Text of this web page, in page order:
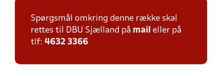
Spørgsmål omkring denne række skal
rettes til DBU Sjælland på mail eller på
tlf: 4632 3366